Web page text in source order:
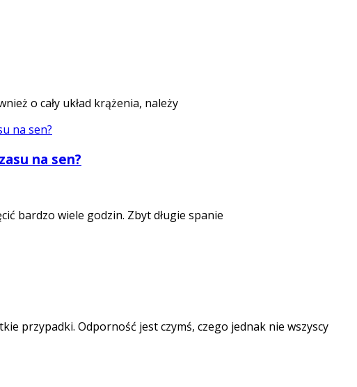
o cały układ krążenia, należy
na sen?
bardzo wiele godzin. Zbyt długie spanie
przypadki. Odporność jest czymś, czego jednak nie wszyscy